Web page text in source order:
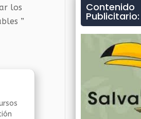
los
”
Contenido
Publicitario: